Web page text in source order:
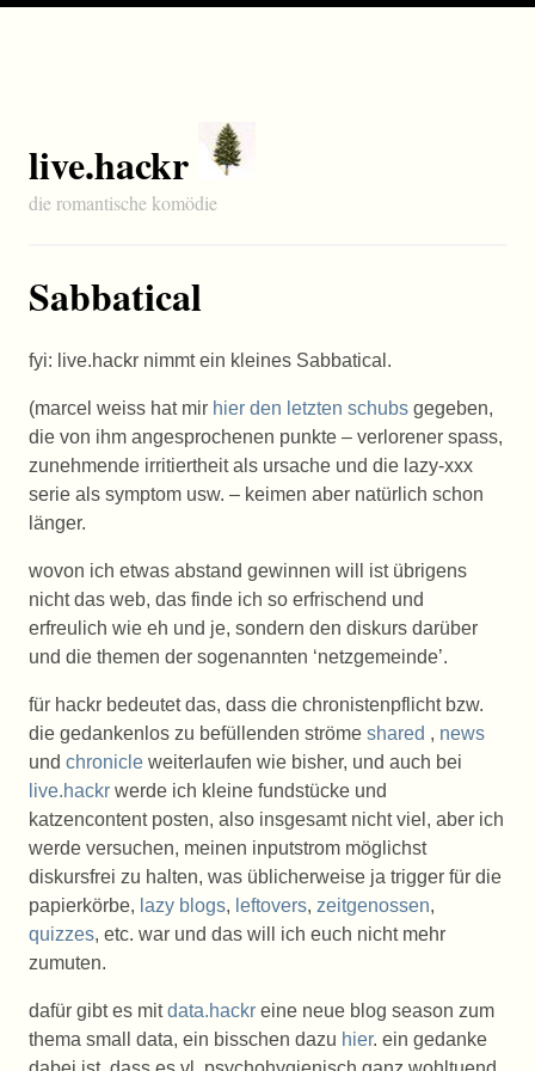
live.hackr
die romantische komödie
Sabbatical
fyi: live.hackr nimmt ein kleines Sabbatical.
(marcel weiss hat mir hier den letzten schubs gegeben,
die von ihm angesprochenen punkte – verlorener spass,
zunehmende irritiertheit als ursache und die lazy-xxx
serie als symptom usw. – keimen aber natürlich schon
länger.
wovon ich etwas abstand gewinnen will ist übrigens
nicht das web, das finde ich so erfrischend und
erfreulich wie eh und je, sondern den diskurs darüber
und die themen der sogenannten ‘netzgemeinde’.
für hackr bedeutet das, dass die chronistenpflicht bzw.
die gedankenlos zu befüllenden ströme shared , news
und chronicle weiterlaufen wie bisher, und auch bei
live.hackr werde ich kleine fundstücke und
katzencontent posten, also insgesamt nicht viel, aber ich
werde versuchen, meinen inputstrom möglichst
diskursfrei zu halten, was üblicherweise ja trigger für die
papierkörbe, lazy blogs, leftovers, zeitgenossen,
quizzes, etc. war und das will ich euch nicht mehr
zumuten.
dafür gibt es mitdata.hackr eine neue blog season zum
thema small data, ein bisschen dazu hier. ein gedanke